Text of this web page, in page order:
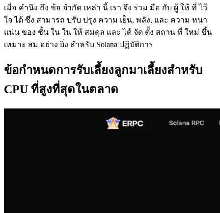
เมื่อ คํานึง ถึง ข้อ จํากัด เหล่า นี้ เรา จึง ร่วม มือ กับ ผู้ ให้ ที่ ไว้
ใจ ได้ ซึ่ง สามารถ ปรับ ปรุง ความ เย็น, พลัง, และ ความ หนา
แน่น ของ ชั้น ใน ใน ให้ สมดุล และ ได้ จัด ตั้ง สถาน ที่ ใหม่ ขึ้น
เหมาะ สม อย่าง ยิ่ง สําหรับ Solana ปฏิบัติการ
ข้อกําหนดการรับเลี้ยงลูกมาเลี้ยงสําหรับ
CPU ที่สูงที่สุดในตลาด